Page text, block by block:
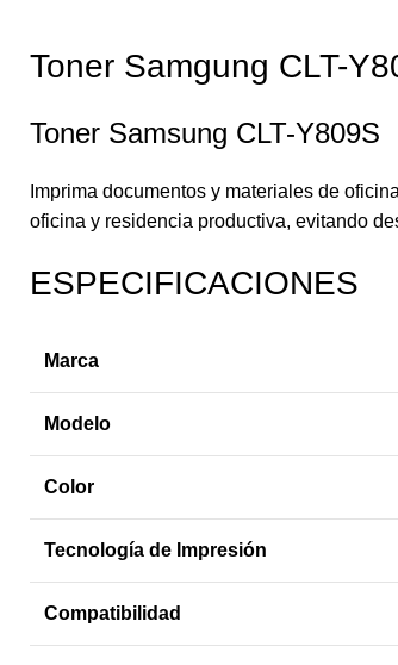
Toner Samgung CLT-
Toner Samsung CLT-Y809S
Imprima documentos y materiales de
oficina y residencia productiva, evitando
ESPECIFICACIONES
Marca
Modelo
Color
Tecnología de Impresión
Compatibilidad